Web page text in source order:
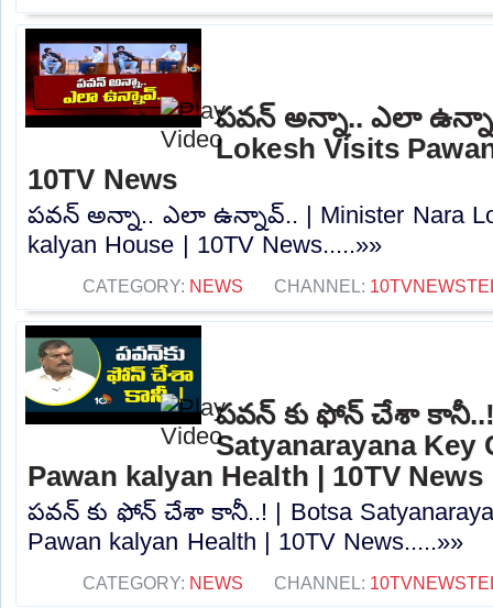
పవన్ అన్నా.. ఎలా
Lokesh Visits
10TV News
పవన్ అన్నా.. ఎలా ఉన్నావ్.. | Minister Nara
kalyan House | 10TV News.....»»
CATEGORY: NEWS CHANNEL:
పవన్ కు ఫోన్ చేశా
Satyanarayana Key
Pawan kalyan Health | 10TV News
పవన్ కు ఫోన్ చేశా కానీ..! | Botsa
Pawan kalyan Health | 10TV News.....»»
CATEGORY: NEWS CHANNEL: